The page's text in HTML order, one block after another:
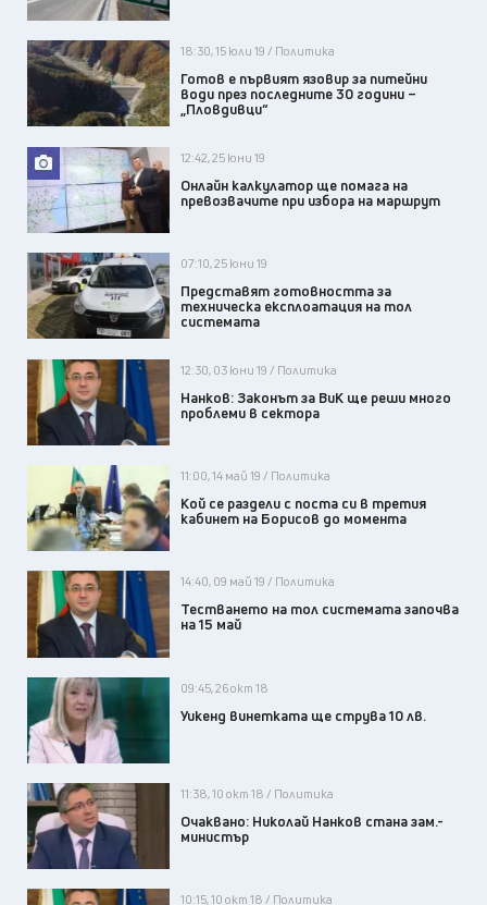
18:30, 15 юли 19 / Политика
Готов е първият язовир за питейни
води през последните 30 години –
„Пловдивци“
12:42, 25 юни 19
Онлайн калкулатор ще помага на
превозвачите при избора на маршрут
07:10, 25 юни 19
Представят готовността за
техническа експлоатация на тол
системата
12:30, 03 юни 19 / Политика
Нанков: Законът за ВиК ще реши много
проблеми в сектора
11:00, 14 май 19 / Политика
Кой се раздели с поста си в третия
кабинет на Борисов до момента
14:40, 09 май 19 / Политика
Тестването на тол системата започва
на 15 май
09:45, 26 окт 18
Уикенд винетката щe струва 10 лв.
11:38, 10 окт 18 / Политика
Очаквано: Николай Нанков стана зам.-
министър
10:15, 10 окт 18 / Политика